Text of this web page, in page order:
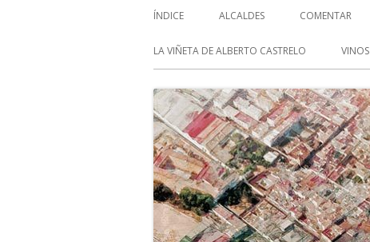
Menú
principal
ÍNDICE ALCALDES COMENTAR
LA VIÑETA DE ALBERTO CASTRELO VINOS